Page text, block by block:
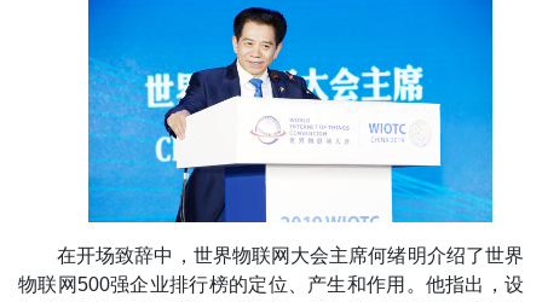
在开场致辞中，世界物联网大会主席何绪明介绍了世界
物联网500强企业排行榜的定位、产生和作用。他指出，设